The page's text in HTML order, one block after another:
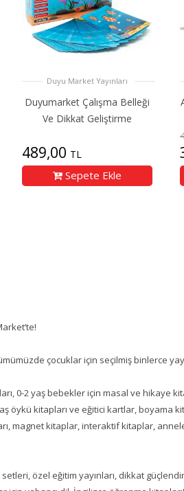
Duyu Market Yayınları
Duyumarket Çalışma Belleği
Ve Dikkat Geliştirme
489,00 TL
Sepete Ekle
çocuklar için seçilmiş binlerce
0-2 yaş bebekler için masal ve hikaye
öykü kitapları ve eğitici kartlar, boyama
magnet kitaplar, interaktif kitaplar,
özel eğitim yayınları, dikkat